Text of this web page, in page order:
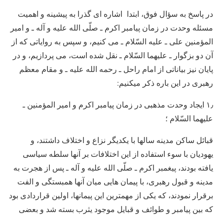
در پاسخ به سؤال فوق، ابتدا اشاره ای گذرا به پیشینه و اهمیت
مسئله وحدت در زمان پیامبر اکرم ـ صلّی الله علیه و آله ـ و امیر
المؤمنین علی ـ علیه السّلام ـ می کنیم، و سپس به روایاتی که از
آن دو بزگوار ـ علیهما السّلام ـ نقل شده است، می پردازیم، و در
پایان نیز بیاناتی از امام راحل ـ رحمه الله علیه ـ و مقام معظم
رهبری در این باره ذکر می­کنیم:
۱٫ ایجاد وحدت مذهبی در زمان پیامبر اکرم و امیر المؤمنین ـ
علیهما السّلام ؛
قبائل ساکن مدینه سالها با یکدیگر نزاع و اختلاف داشتند، و
یهودیان با سوء استفاده از این اختلافات بر آنها سلطه سیاسی
یافته بودند، پیغمبر اکرم ـ صلّی الله علیه و آله ـ پس از هجرت به
مدینه و قبول رهبری، با پیمان هایی میان آنها همبستگی و الفت
برقرار نمودند، که یکی از مهمترین این پیمانها، اولین قراردادی بود
که بین پیامبر و طوائف و قبایل موجود یثرب بسته شد و بعضی